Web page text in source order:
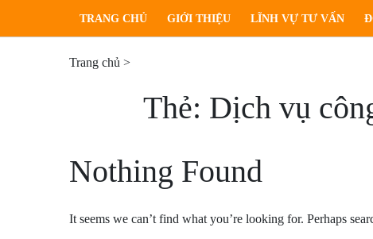
TRANG CHỦ GIỚI THIỆU LĨNH VỰ TƯ VẤN
Trang chủ >
Thẻ: Dịch vụ
Nothing Found
It seems we can’t find what you’re looking for. Perhaps